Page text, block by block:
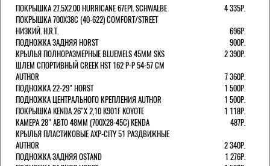
ПОКРЫШКА 27.5X2.00 HURRICANE 67EPI. SCHWALBE
4 335Р.
ПОКРЫШКА 700X38С (40-622) COMFORT/STREET
НИЗКИЙ. H.R.T.
696Р.
ПОДНОЖКА ЗАДНЯЯ HORST
900Р.
КРЫЛЬЯ ПОЛНОРАЗМЕРНЫЕ BLUEMELS 45MM SKS
2 390Р.
ШЛЕМ СПОРТИВНЫЙ CREEK HST 162 Р-Р 54-57 СМ
AUTHOR
7 360Р.
ПОДНОЖКА 22-29" HORST
1 500Р.
ПОДНОЖКА ЦЕНТРАЛЬНОГО КРЕПЛЕНИЯ AUTHOR
1 500Р.
ПОКРЫШКА KENDA 26"Х 2,10 K901F KOYOTE
1 118Р.
КАМЕРА 28" АВТО 48ММ (700Х28-45С) KENDA
487Р.
КРЫЛЬЯ ПЛАСТИКОВЫЕ AXP-CITY 51 РАЗДВИЖНЫЕ
AUTHOR
2 340Р.
ПОДНОЖКА ЗАДНЯЯ OSTAND
1 276Р.